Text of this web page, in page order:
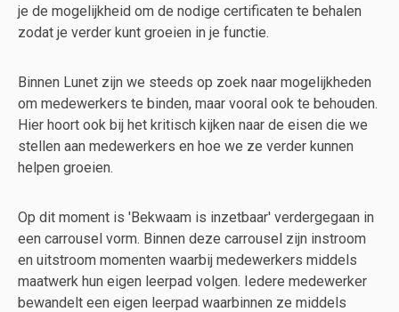
je de mogelijkheid om de nodige certificaten te behalen
zodat je verder kunt groeien in je functie.
Binnen Lunet zijn we steeds op zoek naar mogelijkheden
om medewerkers te binden, maar vooral ook te behouden.
Hier hoort ook bij het kritisch kijken naar de eisen die we
stellen aan medewerkers en hoe we ze verder kunnen
helpen groeien.
Op dit moment is 'Bekwaam is inzetbaar' verdergegaan in
een carrousel vorm. Binnen deze carrousel zijn instroom
en uitstroom momenten waarbij medewerkers middels
maatwerk hun eigen leerpad volgen. Iedere medewerker
bewandelt een eigen leerpad waarbinnen ze middels